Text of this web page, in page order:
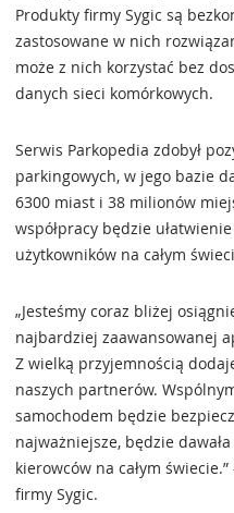
Produkty firmy Sygic są
zastosowane w nich
może z nich korzystać bez
danych sieci komórkowych.
Serwis Parkopedia zdobył
parkingowych, w jego bazie
6300 miast i 38 milionów
współpracy będzie
użytkowników na całym
„Jesteśmy coraz bliżej
najbardziej zaawansowanej
Z wielką przyjemnością
naszych partnerów.
samochodem będzie
najważniejsze, będzie
kierowców na całym
firmy Sygic.